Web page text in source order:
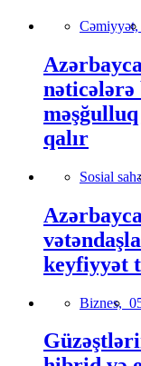
Cəmiyyət,
nəticələrə
qalır
Sosial
keyfiyyət
Biznes,